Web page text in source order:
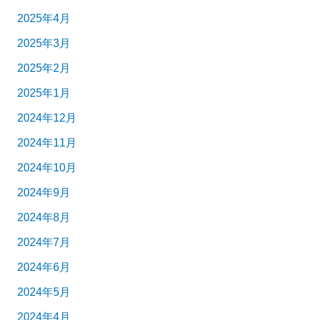
2025年4月
2025年3月
2025年2月
2025年1月
2024年12月
2024年11月
2024年10月
2024年9月
2024年8月
2024年7月
2024年6月
2024年5月
2024年4月